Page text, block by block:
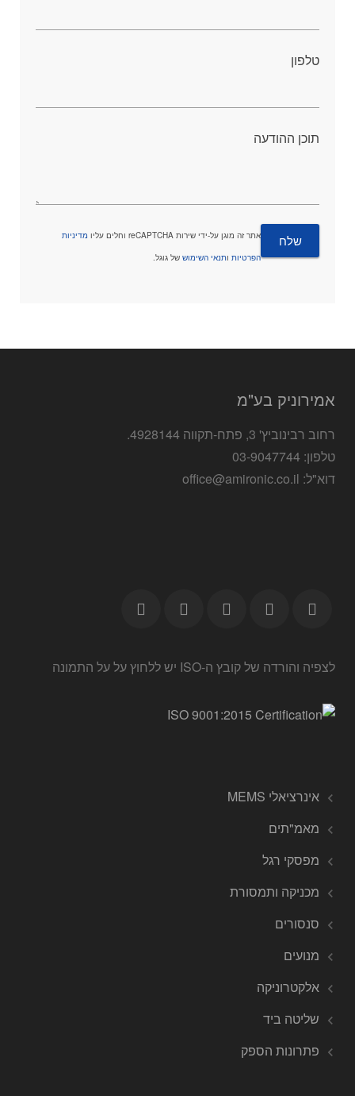
טלפון
תוכן ההודעה
אתר זה מוגן על-ידי שירות reCAPTCHA וחלים עליו
מדיניות
הפרטיות ותנאי השימוש של גוגל.
אמירוניק בע"מ
רחוב רבינוביץ' 3, פתח-תקווה 4928144.
טלפון: 03-9047744
דוא"ל: office@amironic.co.il
לצפיה והורדה של קובץ ה-ISO יש ללחוץ על על התמונה
אינרציאלי MEMS
מאמ"תים
מפסקי רגל
מכניקה ותמסורת
סנסורים
מנועים
אלקטרוניקה
שליטה ביד
פתרונות הספק